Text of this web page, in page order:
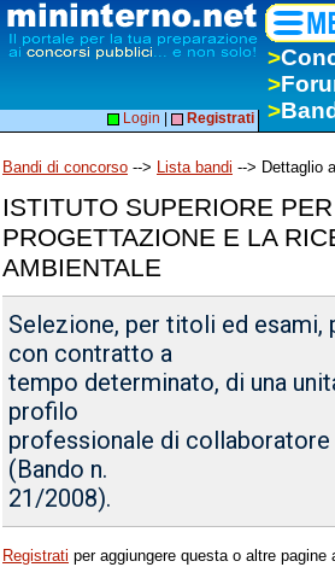
>
>
>
Login Registrati
Bandi di concorso --> Lista bandi --> Dettaglio
ISTITUTO SUPERIORE
PROGETTAZIONE E LA
AMBIENTALE
Selezione, per titoli ed esami,
con contratto a
tempo determinato, di una
profilo
professionale di collaboratore
(Bando n.
21/2008).
Registrati per aggiungere questa o altre